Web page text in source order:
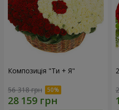
Композиція "Ти + Я"
56 318 грн